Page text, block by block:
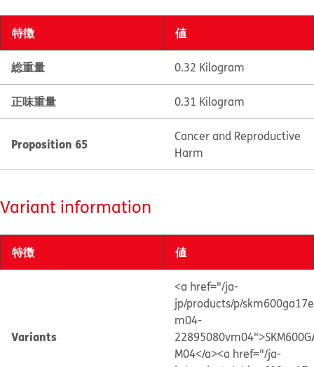
特徴 値
総重量 0.32 Kilogram
正味重量 0.31 Kilogram
Proposition 65
Cancer and Reproductive
Harm
Variant information
特徴 値
Variants
<a href="/ja-
jp/products/p/
m04-
M04</a><a href="/ja-